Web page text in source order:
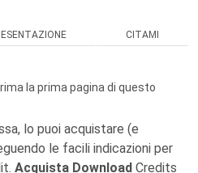
CITAMI
la prima pagina di questo
lo puoi acquistare (e
le facili indicazioni per
Acquista Download Credits